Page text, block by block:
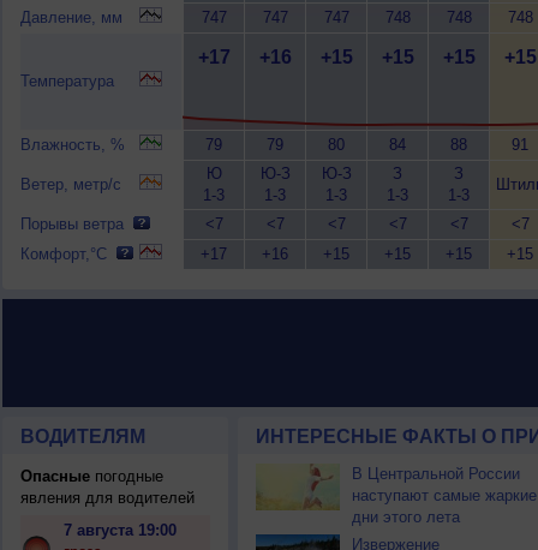
Давление, мм
Температура
Влажность, %
Ветер, метр/с
Порывы ветра
Комфорт,°C
747
+17
79
Ю
1-3
<7
+17
747
+16
79
Ю-З
1-3
<7
+16
747
+15
80
Ю-З
1-3
<7
+15
748
+15
84
З
1-3
<7
+15
748
+15
88
З
1-3
<7
+15
748
+15
91
<7
+15
ВОДИТЕЛЯМ
Опасныепогодные
явления для водителей
7 августа 19:00
ИНТЕРЕСНЫЕ ФАКТЫ О
В Центральной России
наступают самые жаркие
дни этого лета
Извержение